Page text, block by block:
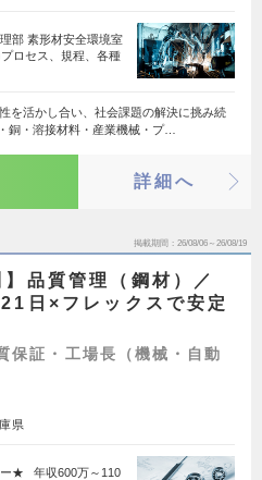
部 素形材安全環境室
ロセス、規程、各種
を活かし合い、社会課題の解決に挑み続
銅・溶接材料・産業機械・プ…
詳細へ
掲載期間 26/08/06～26/08/19
】品質管理（鋼材）／
日×フレックスで安定
保証・工場長（機械・自動
県
ー★ 年収600万～110